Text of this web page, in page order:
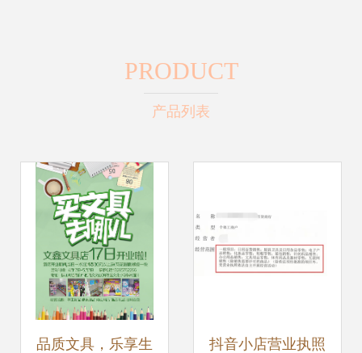
PRODUCT
产品列表
品质文具，乐享生 抖音小店营业执照